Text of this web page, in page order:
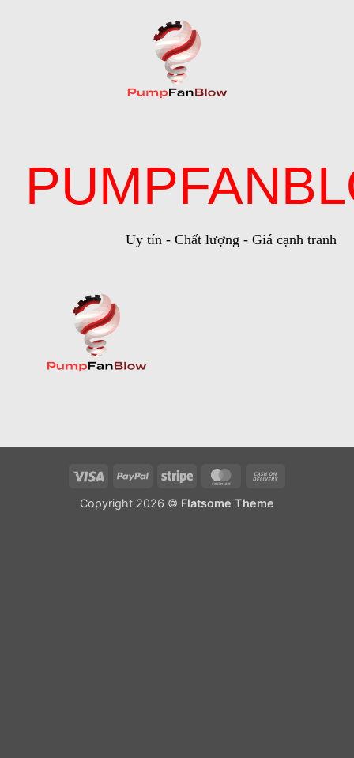
Uy tín - Chất lượng - Giá cạnh tranh
Visa PayPal Stripe MasterCard
Copyright 2026 © Flatsome Theme